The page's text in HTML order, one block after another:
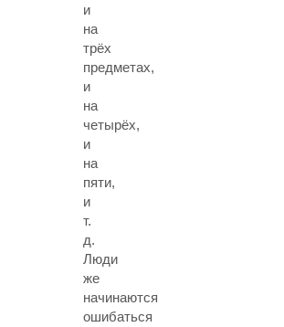
и
на
трёх
предметах,
и
на
четырёх,
и
на
пяти,
и
т.
д.
Люди
же
начинаются
ошибаться